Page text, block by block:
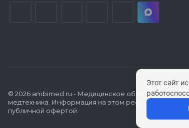
© 2026 ambimed.ru - Медицинское оборудование и
медтехника. Информация на этом ресурсе не
публичной офертой.
Этот сайт